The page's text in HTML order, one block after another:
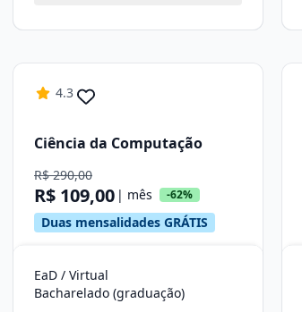
4.3
Ciência da Computação
R$ 290,00
R$ 109,00 | mês -62%
Duas mensalidades GRÁTIS
EaD / Virtual
Bacharelado (graduação)